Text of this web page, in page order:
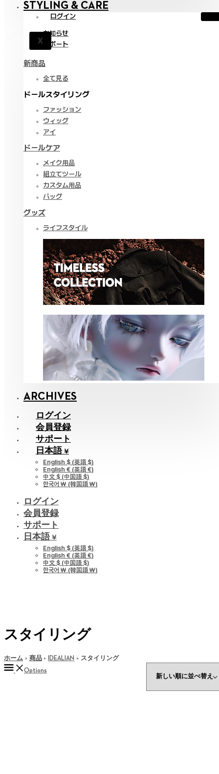
STYLING & CARE
ログイン
X
お知らせ
サポート
新商品
全て見る
ドールスタイリング
ファッション
ウィッグ
アイ
ドールケア
メイク用品
組立てツール
カスタム用品
バッグ
グッズ
ライフスタイル
ARCHIVES
ログイン
会員登録
サポート
日本語 ¥
English $ (英語 $)
English € (英語 €)
中文 $ (中国語 $)
한국어 ￦ (韓国語 ￦)
ログイン
会員登録
サポート
日本語 ¥
English $ (英語 $)
English € (英語 €)
中文 $ (中国語 $)
한국어 ￦ (韓国語 ￦)
スタイリング
ホーム 商品 IDEALIAN
スタイリング
Options